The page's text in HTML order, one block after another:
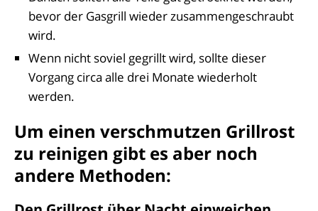
bevor der Gasgrill wieder zusammengeschraubt
wird.
Wenn nicht soviel gegrillt wird, sollte dieser
Vorgang circa alle drei Monate wiederholt
werden.
Um einen verschmutzen Grillrost
zu reinigen gibt es aber noch
andere Methoden: